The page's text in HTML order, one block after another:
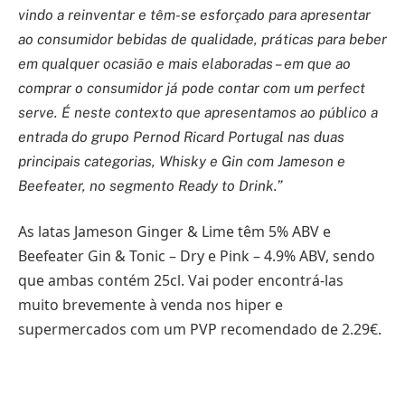
vindo a reinventar e têm-se esforçado para apresentar
ao consumidor bebidas de qualidade, práticas para beber
em qualquer ocasião e mais elaboradas – em que ao
comprar o consumidor já pode contar com um perfect
serve. É neste contexto que apresentamos ao público a
entrada do grupo Pernod Ricard Portugal nas duas
principais categorias, Whisky e Gin com Jameson e
Beefeater, no segmento Ready to Drink.”
As latas Jameson Ginger & Lime têm 5% ABV e
Beefeater Gin & Tonic – Dry e Pink – 4.9% ABV, sendo
que ambas contém 25cl. Vai poder encontrá-las
muito brevemente à venda nos hiper e
supermercados com um PVP recomendado de 2.29€.